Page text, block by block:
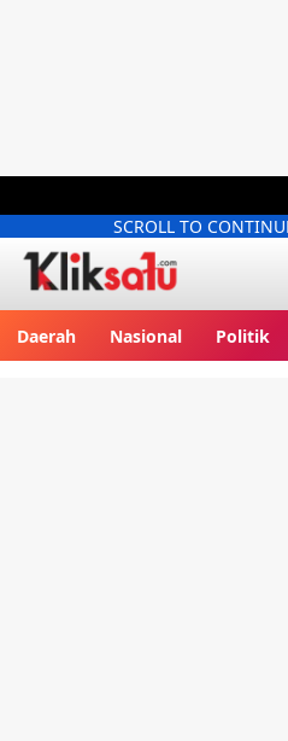
SCROLL TO
Daerah Nasional Politik